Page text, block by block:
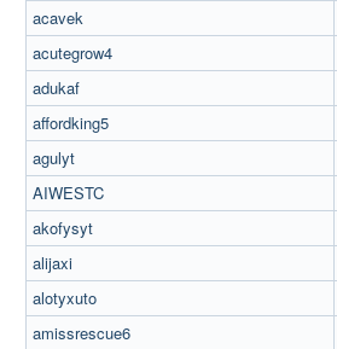
acavek
acutegrow4
adukaf
affordking5
agulyt
AIWESTC
akofysyt
alijaxi
alotyxuto
amissrescue6